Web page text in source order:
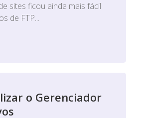
sites ficou ainda mais fácil
de FTP...
o Gerenciador